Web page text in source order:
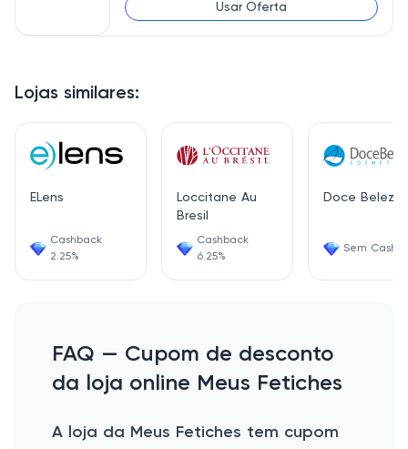
Lojas similares:
ELens
Cashback
2.25%
Loccitane Au
Bresil
Cashback
6.25%
Doce Beleza
Sem
Usar Oferta
FAQ — Cupom de desconto
da loja online Meus Fetiches
A loja da Meus Fetiches tem cupom